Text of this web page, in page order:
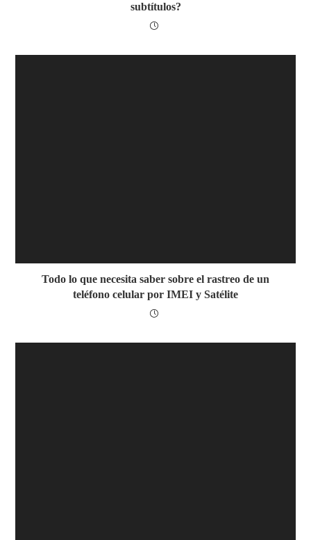
subtítulos?
Todo lo que necesita saber sobre el rastreo de un
teléfono celular por IMEI y Satélite